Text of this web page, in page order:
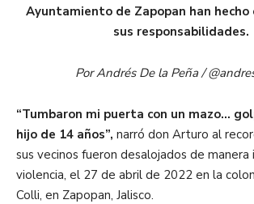
Ayuntamiento de Zapopan han hecho
sus responsabilidades.
Por Andrés De la Peña /
“Tumbaron mi puerta con un mazo…
hijo de 14 años”, narró don Arturo al
sus vecinos fueron desalojados de manera
violencia, el 27 de abril de 2022 en la
Colli, en Zapopan, Jalisco.